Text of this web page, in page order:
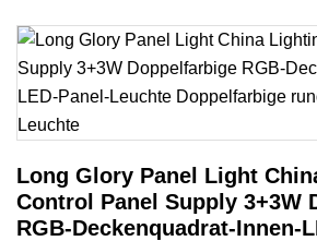
Long Glory Panel Light
Control Panel Supply 3+3W
RGB-Deckenquadrat-Innen-